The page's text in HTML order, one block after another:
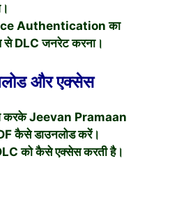
Authentication का
से DLC जनरेट करना।
और एक्सेस
करके Jeevan Pramaan
कैसे डाउनलोड करें।
को कैसे एक्सेस करती है।